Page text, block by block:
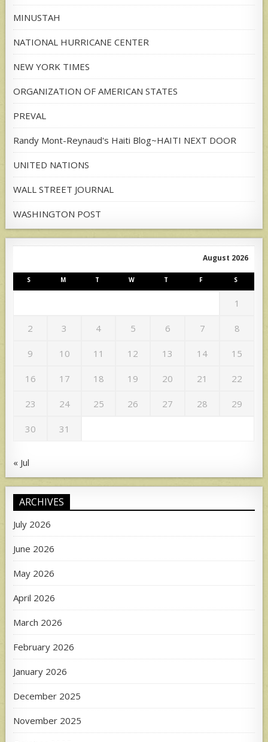
MINUSTAH
NATIONAL HURRICANE CENTER
NEW YORK TIMES
ORGANIZATION OF AMERICAN STATES
PREVAL
Randy Mont-Reynaud's Haiti Blog~HAITI NEXT DOOR
UNITED NATIONS
WALL STREET JOURNAL
WASHINGTON POST
August 2026
S M T W T F S
1
2 3 4 5 6 7 8
9 10 11 12 13 14 15
16 17 18 19 20 21 22
23 24 25 26 27 28 29
30 31
« Jul
ARCHIVES
July 2026
June 2026
May 2026
April 2026
March 2026
February 2026
January 2026
December 2025
November 2025